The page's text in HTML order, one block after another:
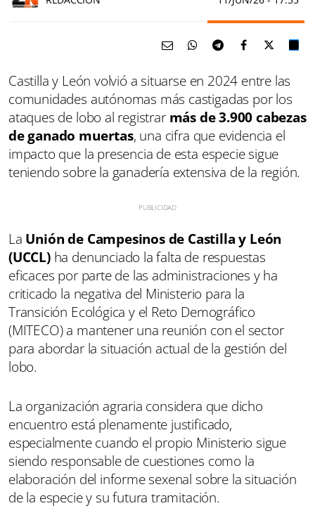
Castilla y León volvió a situarse en 2024 entre las
comunidades autónomas más castigadas por los
ataques de lobo al registrar más de 3.900 cabezas
de ganado muertas, una cifra que evidencia el
impacto que la presencia de esta especie sigue
teniendo sobre la ganadería extensiva de la región.
La Unión de Campesinos de Castilla y León
(UCCL)ha denunciado la falta de respuestas
eficaces por parte de las administraciones y ha
criticado la negativa del Ministerio para la
Transición Ecológica y el Reto Demográfico
(MITECO) a mantener una reunión con el sector
para abordar la situación actual de la gestión del
lobo.
La organización agraria considera que dicho
encuentro está plenamente justificado,
especialmente cuando el propio Ministerio sigue
siendo responsable de cuestiones como la
elaboración del informe sexenal sobre la situación
de la especie y su futura tramitación.